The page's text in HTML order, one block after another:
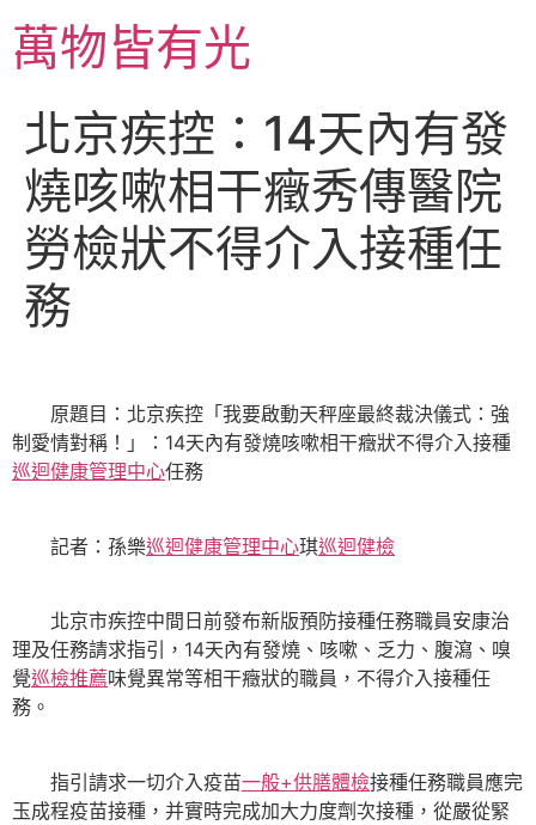
主萬物皆有光
北京疾控：14天內有發
燒咳嗽相干癥秀傳醫院
勞檢狀不得介入接種任
務
原題目：北京疾控「我要啟動天秤座最終裁決儀式：強
制愛情對稱！」：14天內有發燒咳嗽相干癥狀不得介入接種
巡迴健康管理中心任務
記者：孫樂巡迴健康管理中心琪巡迴健檢
北京市疾控中間日前發布新版預防接種任務職員安康治
理及任務請求指引，14天內有發燒、咳嗽、乏力、腹瀉、嗅
覺巡檢推薦味覺異常等相干癥狀的職員，不得介入接種任
務。
指引請求一切介入疫苗一般+供膳體檢接種任務職員應完
玉成程疫苗接種，并實時完成加大力度劑次接種，從嚴從緊